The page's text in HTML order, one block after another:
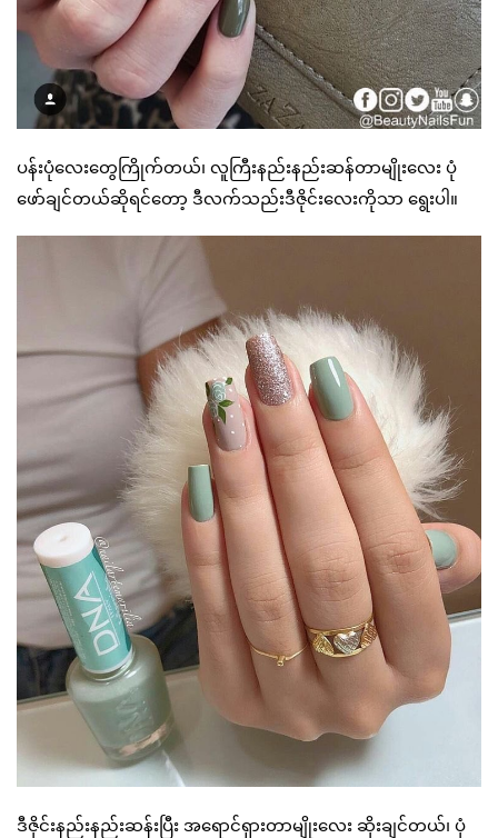
ပန်းပုံလေးတွေကြိုက်တယ်၊ လူကြီးနည်းနည်းဆန်တာမျိုးလေး ပုံ
ဖော်ချင်တယ်ဆိုရင်တော့ ဒီလက်သည်းဒီဇိုင်းလေးကိုသာ ရွေးပါ။
ဒီဇိုင်းနည်းနည်းဆန်းပြီး အရောင်ရှားတာမျိုးလေး ဆိုးချင်တယ်၊ ပုံ